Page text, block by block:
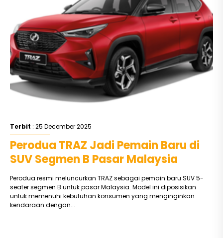
Terbit : 25 December 2025
Perodua TRAZ Jadi Pemain Baru di
SUV Segmen B Pasar Malaysia
Perodua resmi meluncurkan TRAZ sebagai pemain baru SUV 5-
seater segmen B untuk pasar Malaysia. Model ini diposisikan
untuk memenuhi kebutuhan konsumen yang menginginkan
kendaraan dengan...